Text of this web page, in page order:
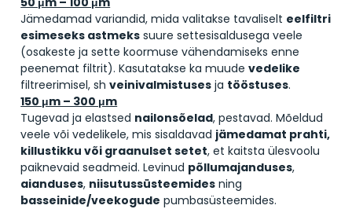
Jämedamad variandid, mida valitakse tavaliselt eelfiltri
esimeseks astmeks suure settesisaldusega veele
(osakeste ja sette koormuse vähendamiseks enne
peenemat filtrit). Kasutatakse ka muudevedelike
filtreerimisel, shveinivalmistuses ja tööstuses.
150 μm – 300 μm
Tugevad ja elastsed nailon­sõelad, pestavad. Mõeldud
veele või vedelikele, mis sisaldavad jämedamat prahti,
killustikku või graanulset setet, et kaitsta ülesvoolu
paiknevaid seadmeid. Levinud põllumajanduses,
aianduses, niisutussüsteemides ning
basseinide/veekogude pumbasüsteemides.